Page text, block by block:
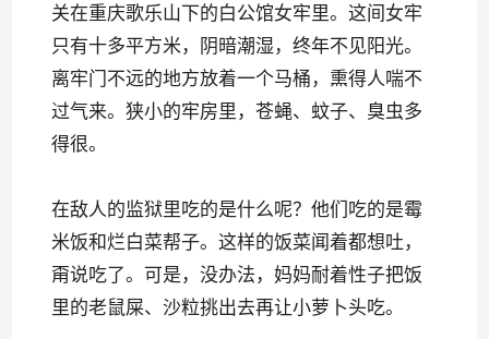
关在重庆歌乐山下的白公馆女牢里。这间女牢
只有十多平方米，阴暗潮湿，终年不见阳光。
离牢门不远的地方放着一个马桶，熏得人喘不
过气来。狭小的牢房里，苍蝇、蚊子、臭虫多
得很。
在敌人的监狱里吃的是什么呢？他们吃的是霉
米饭和烂白菜帮子。这样的饭菜闻着都想吐，
甭说吃了。可是，没办法，妈妈耐着性子把饭
里的老鼠屎、沙粒挑出去再让小萝卜头吃。